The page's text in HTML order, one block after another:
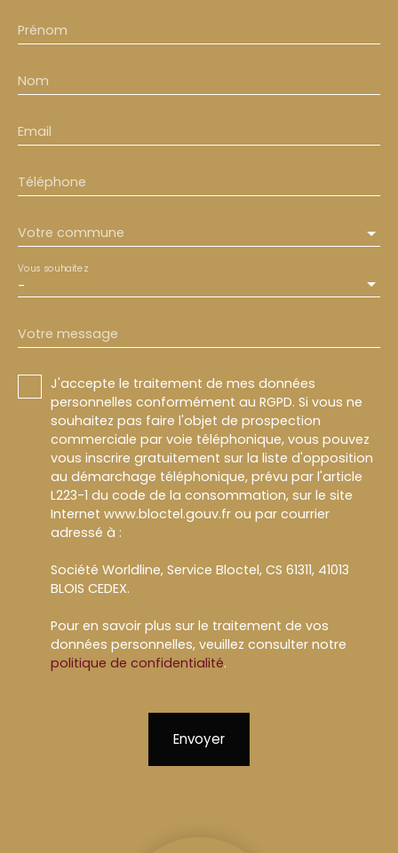
Prénom
Nom
Email
Téléphone
Votre commune
-
Vous souhaitez
Votre message
J'accepte le traitement de mes données
personnelles conformément au RGPD. Si vous ne
souhaitez pas faire l'objet de prospection
commerciale par voie téléphonique, vous pouvez
vous inscrire gratuitement sur la liste d'opposition
au démarchage téléphonique, prévu par l'article
L223-1 du code de la consommation, sur le site
Internet www.bloctel.gouv.fr ou par courrier
adressé à :
Société Worldline, Service Bloctel, CS 61311, 41013
BLOIS CEDEX.
Pour en savoir plus sur le traitement de vos
données personnelles, veuillez consulter notre
politique de confidentialité.
Envoyer